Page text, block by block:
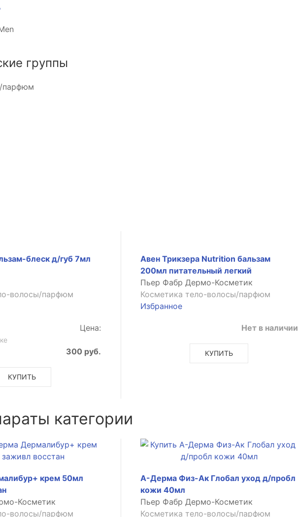
группы
парфюм
блеск д/губ 7мл
волосы/парфюм
Цена:
300 руб.
КУПИТЬ
Авен Трикзера Nutrition бальзам
200мл питательный легкий
Пьер Фабр Дермо-Косметик
Косметика тело-волосы/парфюм
Избранное
Нет в наличии
КУПИТЬ
категории
крем 50мл
Косметик
волосы/парфюм
А-Дерма Физ-Ак Глобал уход д/пробл
кожи 40мл
Пьер Фабр Дермо-Косметик
Косметика тело-волосы/парфюм